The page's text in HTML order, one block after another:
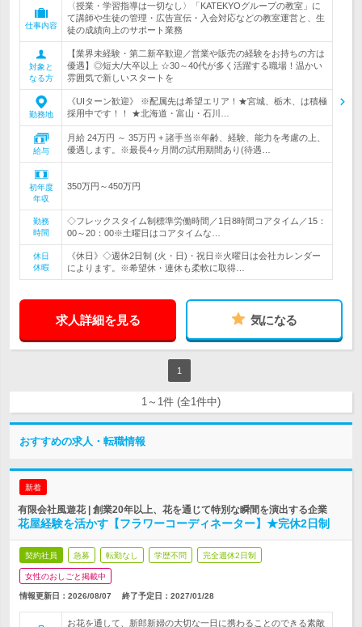
仕事内容
〈授業・学習指導は一切なし〉「KATEKYOグループの教室」に
て講師や生徒の管理・広告宣伝・入会対応などの教室運営と、生
徒の成績向上のサポート業務
対象と
なる方
【業界未経験・第二新卒歓迎／営業や販売の経験をお持ちの方は
優遇】◎短大/大卒以上 ☆30～40代が多く活躍する職場！温かい
雰囲気で新しいスタートを
勤務地
《UIターン歓迎》 ※配属先は希望エリア！★宮城、栃木、は積極
採用中です！！ ★北海道・富山・石川…
給与
月給 24万円 ～ 35万円 + 諸手当※年齢、経験、能力を考慮の上、
優遇します。※最長4ヶ月間の試用期間あり(待遇…
初年度
年収
350万円～450万円
勤務
時間
◇フレックスタイム制標準労働時間／1日8時間コアタイム／15：
00～20：00※土曜日はコアタイムな…
休日
休暇
《休日》◇週休2日制 (火・日)・祝日※火曜日は会社カレンダー
によります。※希望休・連休も柔軟に取得…
求人詳細を見る 気になる
1
1～1件 (全1件中)
おすすめの求人・転職情報
新着
有限会社風遊花 | 創業20年以上、花を通じて特別な瞬間を演出する企業
花屋経験を活かす【フラワーコーディネーター】★完休2日制
契約社員 急募 転勤なし 学歴不問 完全週休2日制
女性のおしごと掲載中
情報更新日：2026/08/07 終了予定日： 2027/01/28
お花を通して、新郎新婦の大切な一日に携わることのできる素敵